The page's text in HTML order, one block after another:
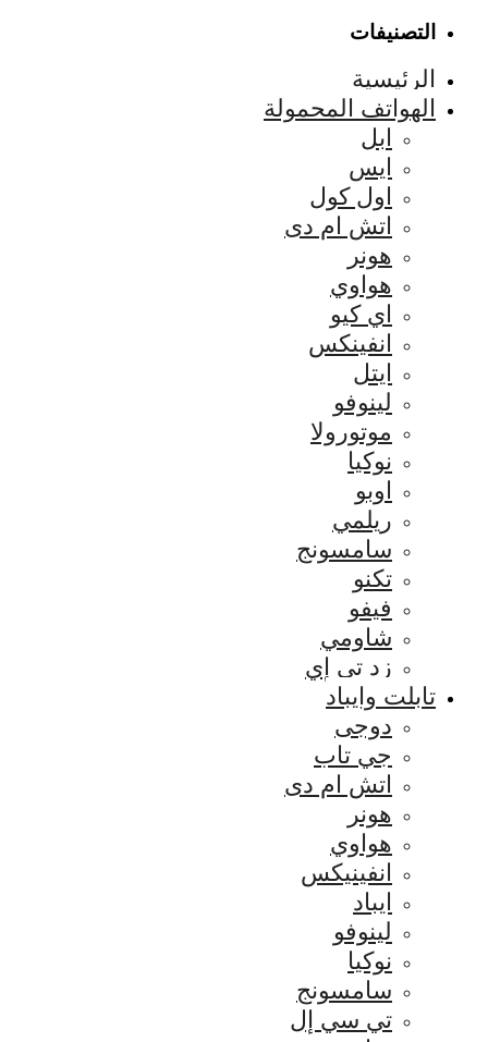
التصنيفات
الرئيسية
الهواتف المحمولة
ابل
ايس
اول كول
اتش ام دى
هونر
هواوي
اي كيو
انفينكس
ايتل
لينوفو
موتورولا
نوكيا
اوبو
ريلمي
سامسونج
تكنو
فيفو
شاومي
زد تي إي
تابلت وايباد
دوجى
جي تاب
اتش ام دى
هونر
هواوي
انفينيكس
ايباد
لينوفو
نوكيا
سامسونج
تي سي إل